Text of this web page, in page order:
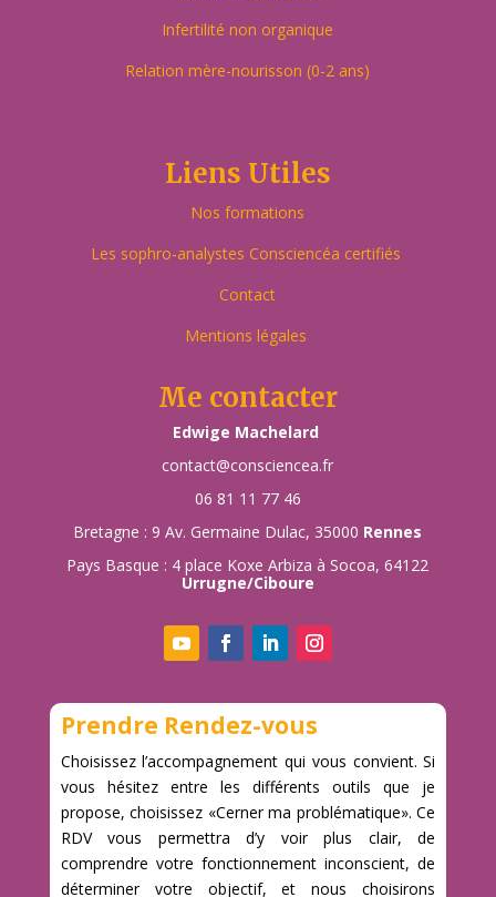
Infertilité non organique
Relation mère-nourisson (0-2 ans)
Liens Utiles
Nos formations
Les sophro-analystes Consciencéa certifiés
Contact
Mentions légales
Me contacter
Edwige Machelard
contact@consciencea.fr
06 81 11 77 46
Bretagne : 9 Av. Germaine Dulac, 35000 Rennes
Pays Basque : 4 place Koxe Arbiza à Socoa, 64122
Urrugne/Ciboure
Prendre Rendez-vous
Choisissez l’accompagnement qui vous convient. Si
vous hésitez entre les différents outils que je
propose, choisissez «Cerner ma problématique». Ce
RDV vous permettra d’y voir plus clair, de
comprendre votre fonctionnement inconscient, de
déterminer votre objectif, et nous choisirons